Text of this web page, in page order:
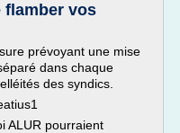
flamber vos
prévoyant une mise
dans chaque
des syndics.
ALUR pourraient